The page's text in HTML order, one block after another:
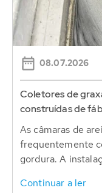
08.07.2026
Coletores de
construídas de
As câmaras de
frequentemente
gordura. A
Continuar a ler